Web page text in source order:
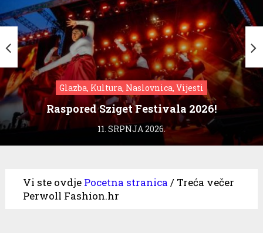
Glazba, Kultura, Naslovnica, Vijesti
Raspored Sziget Festivala 2026!
11. SRPNJA 2026.
Vi ste ovdje Pocetna stranica / Treća večer
Perwoll Fashion.hr